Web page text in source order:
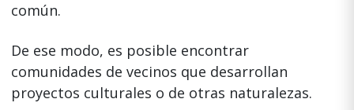
común.
De ese modo, es posible encontrar
comunidades de vecinos que desarrollan
proyectos culturales o de otras naturalezas.